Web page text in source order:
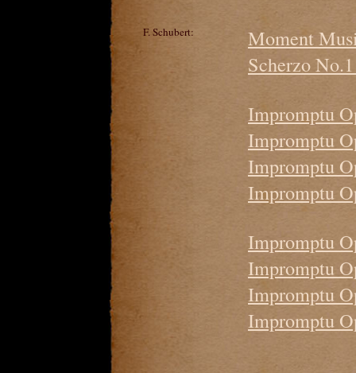
F. Schubert:
Moment
Scherzo
Impromptu
Impromptu
Impromptu
Impromptu
Impromptu
Impromptu
Impromptu
Impromptu